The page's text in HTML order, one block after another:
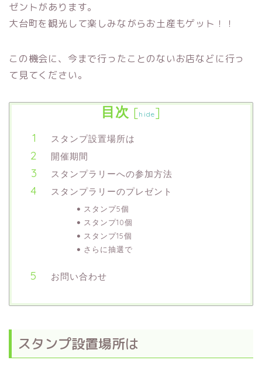
ゼントがあります。
大台町を観光して楽しみながらお土産もゲット！！
この機会に、今まで行ったことのないお店などに行っ
て見てください。
目次 [hide]
スタンプ設置場所は
開催期間
スタンプラリーへの参加方法
スタンプラリーのプレゼント
スタンプ5個
スタンプ10個
スタンプ15個
さらに抽選で
お問い合わせ
スタンプ設置場所は